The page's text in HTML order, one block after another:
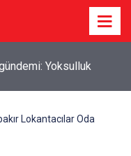
giyecek
Lokantacılar Oda